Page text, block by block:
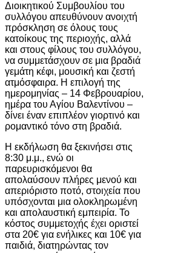
Διοικητικού Συμβουλίου του
συλλόγου απευθύνουν ανοιχτή
πρόσκληση σε όλους τους
κατοίκους της περιοχής, αλλά
και στους φίλους του συλλόγου,
να συμμετάσχουν σε μια βραδιά
γεμάτη κέφι, μουσική και ζεστή
ατμόσφαιρα. Η επιλογή της
ημερομηνίας – 14 Φεβρουαρίου,
ημέρα του Αγίου Βαλεντίνου –
δίνει έναν επιπλέον γιορτινό και
ρομαντικό τόνο στη βραδιά.
Η εκδήλωση θα ξεκινήσει στις
8:30 μ.μ., ενώ οι
παρευρισκόμενοι θα
απολαύσουν πλήρες μενού και
απεριόριστο ποτό, στοιχεία που
υπόσχονται μια ολοκληρωμένη
και απολαυστική εμπειρία. Το
κόστος συμμετοχής έχει οριστεί
στα 20€ για ενήλικες και 10€ για
παιδιά, διατηρώντας τον